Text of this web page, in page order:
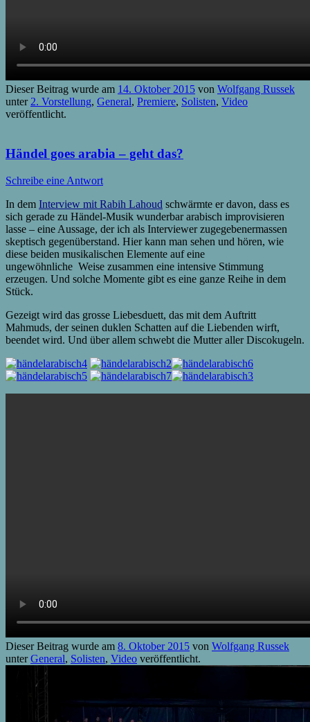
Dieser Beitrag wurde am 14. Oktober 2015 von Wolfgang Russek
unter 2. Vorstellung, General, Premiere, Solisten, Video
veröffentlicht.
Händel goes arabia – geht das?
Schreibe eine Antwort
In dem Interview mit Rabih Lahoud schwärmte er davon, dass es
sich gerade zu Händel-Musik wunderbar arabisch improvisieren
lasse – eine Aussage, der ich als Interviewer zugegebenermassen
skeptisch gegenüberstand. Hier kann man sehen und hören, wie
diese beiden musikalischen Elemente auf eine
ungewöhnliche Weise zusammen eine intensive Stimmung
erzeugen. Und solche Momente gibt es eine ganze Reihe in dem
Stück.
Gezeigt wird das grosse Liebesduett, das mit dem Auftritt
Mahmuds, der seinen duklen Schatten auf die Liebenden wirft,
beendet wird. Und über allem schwebt die Mutter aller Discokugeln.
Dieser Beitrag wurde am 8. Oktober 2015 von Wolfgang Russek
unterGeneral, Solisten, Video veröffentlicht.